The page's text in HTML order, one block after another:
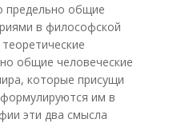
общие
в философской
общие человеческие
которые присущи
им в
эти два смысла